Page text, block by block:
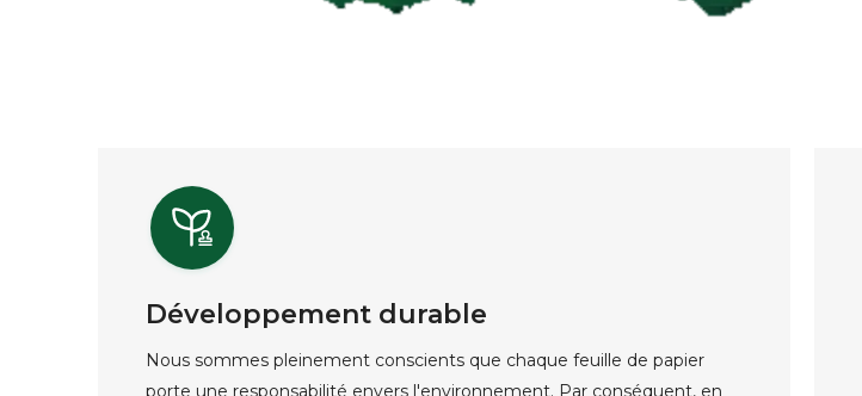
Développement durable
Nous sommes pleinement conscients que chaque feuille de papier
porte une responsabilité envers l'environnement. Par conséquent, en